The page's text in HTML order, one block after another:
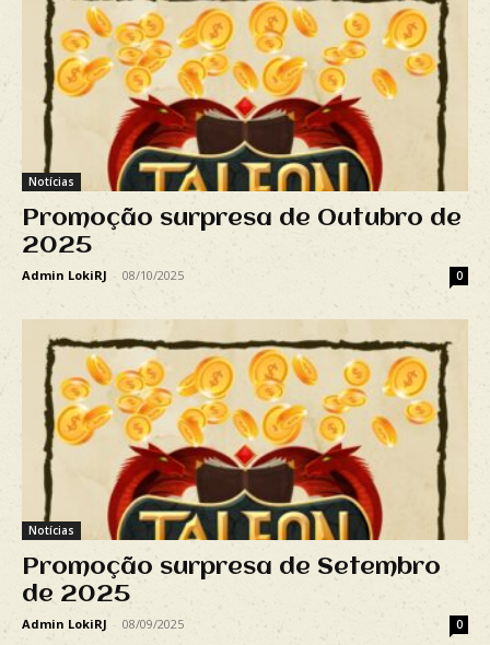
Notícias
Promoção surpresa de Outubro de
2025
Admin LokiRJ - 08/10/2025 0
Notícias
Promoção surpresa de Setembro
de 2025
Admin LokiRJ - 08/09/2025 0